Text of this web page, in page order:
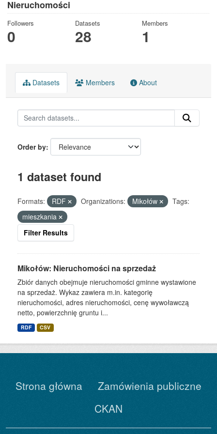
Nieruchomości
Followers
0
Datasets
28
Members
1
Datasets Members About
Order by
1 dataset found
Formats: RDF Organizations: Mikołów
Tags:
mieszkania
Filter Results
Mikołów: Nieruchomości na sprzedaż
Zbiór danych obejmuje nieruchomości gminne wystawione
na sprzedaż. Wykaz zawiera m.in. kategorię
nieruchomości, adres nieruchomości, cenę wywoławczą
netto, powierzchnię gruntu i...
RDF CSV
Strona główna
Zamówienia publiczne
CKAN